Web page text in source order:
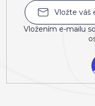
Vložením e-mailu